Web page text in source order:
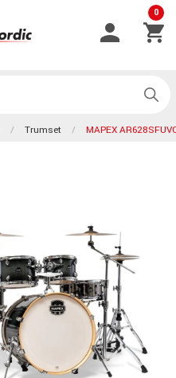
0
Trumset MAPEX